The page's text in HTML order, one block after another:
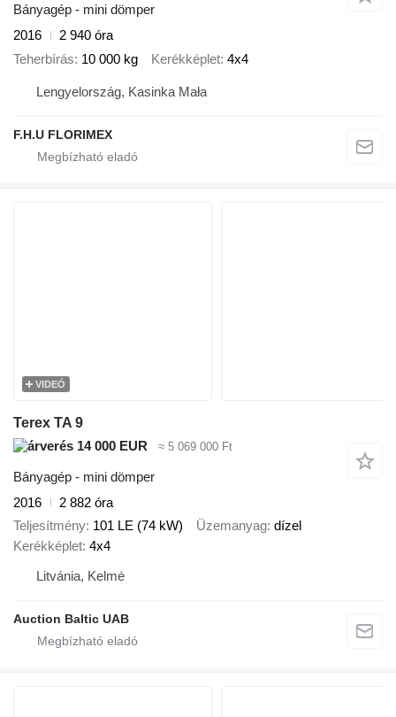
Bányagép - mini dömper
2016
2 940 óra
Teherbírás 10 000 kg Kerékképlet 4x4
Lengyelország, Kasinka Mała
F.H.U FLORIMEX
VIDEÓ
Terex TA 9
14 000 EUR
≈ 5 069 000 Ft
Bányagép - mini dömper
2016
2 882 óra
Teljesítmény 101 LE (74 kW) Üzemanyag dízel
Kerékképlet 4x4
Litvánia, Kelmė
Auction Baltic UAB